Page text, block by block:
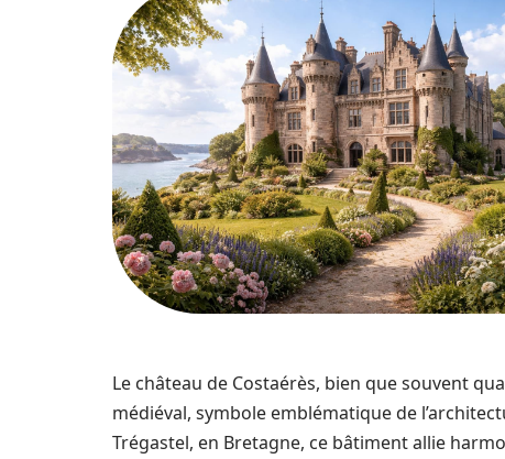
Le château de Costaérès, bien que souvent
médiéval, symbole emblématique de
Trégastel, en Bretagne, ce bâtiment allie